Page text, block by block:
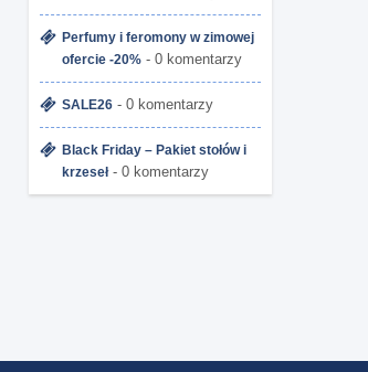
Perfumy i feromony w zimowej
ofercie -20% - 0 komentarzy
SALE26 - 0 komentarzy
Black Friday – Pakiet stołów i
krzeseł- 0 komentarzy